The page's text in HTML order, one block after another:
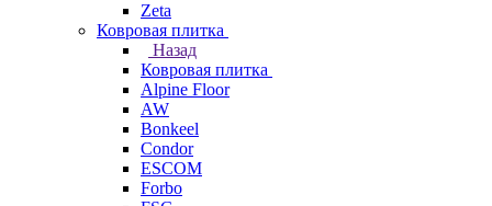
Zeta
Ковровая плитка
Назад
Ковровая плитка
Alpine Floor
AW
Bonkeel
Condor
ESCOM
Forbo